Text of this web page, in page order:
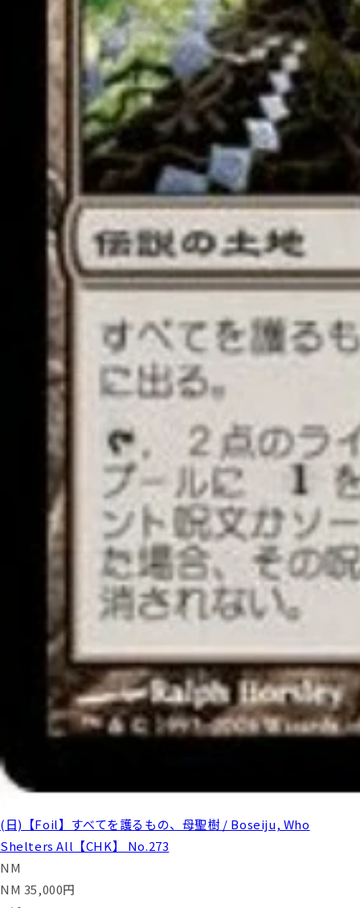
(日)【Foil】すべてを護るもの、母聖樹 / Boseiju, Who
Shelters All【CHK】 No.273
NM
NM 35,000円